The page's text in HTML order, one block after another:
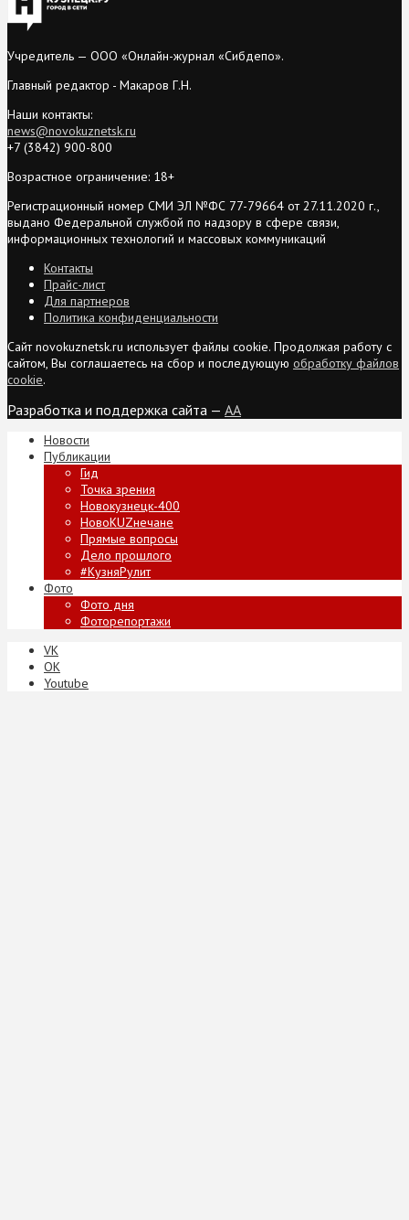
Учредитель — ООО «Онлайн-журнал «Сибдепо».
Главный редактор - Макаров Г.Н.
Наши контакты:
news@novokuznetsk.ru
+7 (3842) 900-800
Возрастное ограничение: 18+
Регистрационный номер СМИ ЭЛ №ФС 77-79664 от 27.11.2020 г.,
выдано Федеральной службой по надзору в сфере связи,
информационных технологий и массовых коммуникаций
Контакты
Прайс-лист
Для партнеров
Политика конфиденциальности
Сайт novokuznetsk.ru использует файлы cookie. Продолжая работу с
сайтом, Вы соглашаетесь на сбор и последующую обработку файлов
cookie.
Разработка и поддержка сайта — AA
Новости
Публикации
Гид
Точка зрения
Новокузнецк-400
НовоKUZнечане
Прямые вопросы
Дело прошлого
#КузняРулит
Фото
Фото дня
Фоторепортажи
VK
ОК
Youtube